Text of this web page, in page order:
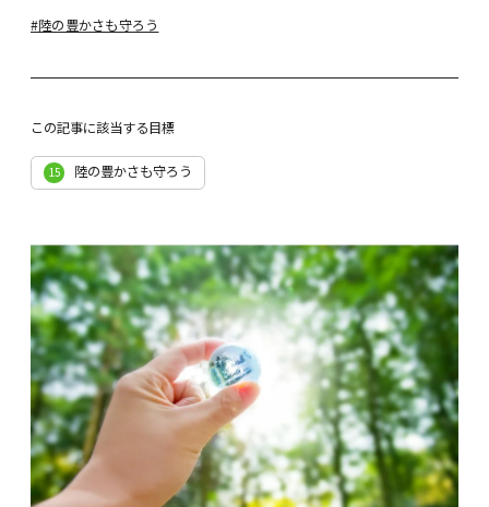
#陸の豊かさも守ろう
この記事に該当する目標
15 陸の豊かさも守ろう